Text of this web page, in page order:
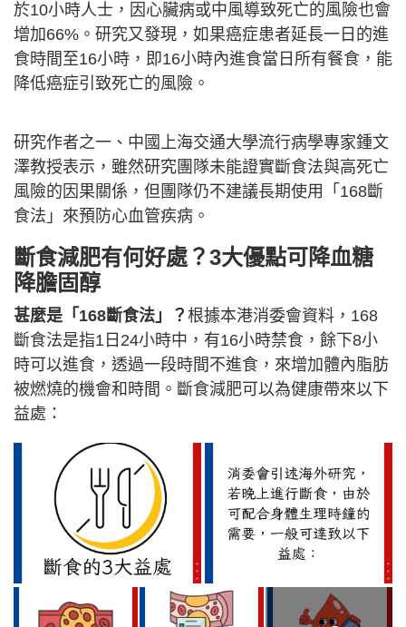
於10小時人士，因心臟病或中風導致死亡的風險也會
增加66%。研究又發現，如果癌症患者延長一日的進
食時間至16小時，即16小時內進食當日所有餐食，能
降低癌症引致死亡的風險。
研究作者之一、中國上海交通大學流行病學專家鍾文
澤教授表示，雖然研究團隊未能證實斷食法與高死亡
風險的因果關係，但團隊仍不建議長期使用「168斷
食法」來預防心血管疾病。
斷食減肥有何好處？3大優點可降血糖
降膽固醇
甚麼是「168斷食法」？ 根據本港消委會資料，168
斷食法是指1日24小時中，有16小時禁食，餘下8小
時可以進食，透過一段時間不進食，來增加體內脂肪
被燃燒的機會和時間。斷食減肥可以為健康帶來以下
益處：